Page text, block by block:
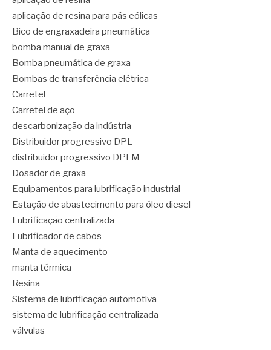
aplicação de resina para pás eólicas
Bico de engraxadeira pneumática
bomba manual de graxa
Bomba pneumática de graxa
Bombas de transferência elétrica
Carretel
Carretel de aço
descarbonização da indústria
Distribuidor progressivo DPL
distribuidor progressivo DPLM
Dosador de graxa
Equipamentos para lubrificação industrial
Estação de abastecimento para óleo diesel
Lubrificação centralizada
Lubrificador de cabos
Manta de aquecimento
manta térmica
Resina
Sistema de lubrificação automotiva
sistema de lubrificação centralizada
válvulas